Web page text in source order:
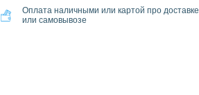
Оплата наличными или картой про доставке
или самовывозе